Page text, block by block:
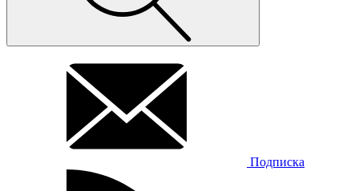
Подписка